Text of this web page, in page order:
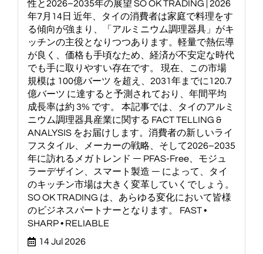
性と2026–2035年の展望 SO OK TRADING | 2026
年7月14日 近年、タイの消費者は家庭で料理をす
る傾向が強まり、「アルミニウム調理器具」がキ
ッチンの主役となりつつあります。軽量で熱伝導
が良く、価格も手頃なため、経済が不安定な時代
でも手に取りやすい存在です。 現在、この市場
規模は 100億バーツ を超え、2031年までに120.7
億バーツ に達すると予測されており、年間平均
成長率は約 3% です。 本記事では、タイのアルミ
ニウム調理器具産業に関する FACT TELLING &
ANALYSIS をお届けします。消費者の新しいライ
フスタイル、メーカーの戦略、そして2026–2035
年に訪れるメガトレンド ― PFAS-Free、モジュ
ラーデザイン、スマート製造 ― によって、タイ
のキッチン市場は大きく変革していくでしょう。
SO OK TRADING は、あらゆる変化において皆様
のビジネスパートナーとなります。 FAST •
SHARP • RELIABLE
14 Jul 2026